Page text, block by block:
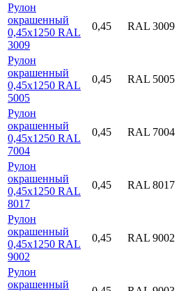
Рулон
окрашенный
0,45х1250 RAL
3009
0,45 RAL 3009
Рулон
окрашенный
0,45х1250 RAL
5005
0,45 RAL 5005
Рулон
окрашенный
0,45х1250 RAL
7004
0,45 RAL 7004
Рулон
окрашенный
0,45х1250 RAL
8017
0,45 RAL 8017
Рулон
окрашенный
0,45х1250 RAL
9002
0,45 RAL 9002
Рулон
окрашенный